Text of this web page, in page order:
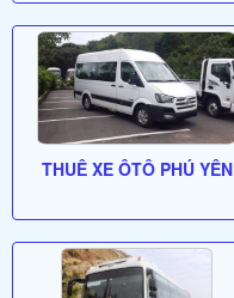
THUÊ XE ÔTÔ PHÚ YÊN